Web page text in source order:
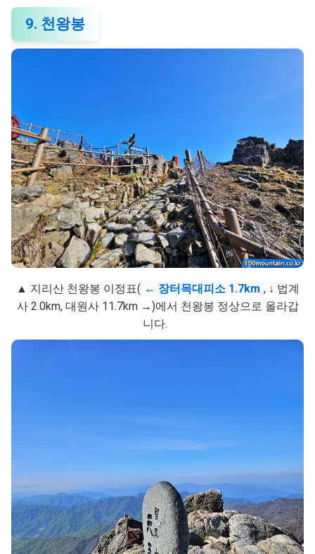
9. 천왕봉
▲ 지리산 천왕봉 이정표( ← 장터목대피소 1.7km , ↓ 법계
사 2.0km, 대원사 11.7km →)에서 천왕봉 정상으로 올라갑
니다.